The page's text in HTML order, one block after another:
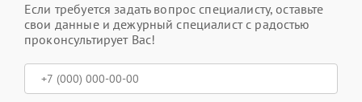
Если требуется задать вопрос специалисту, оставьте
свои данные и дежурный специалист с радостью
проконсультирует Вас!